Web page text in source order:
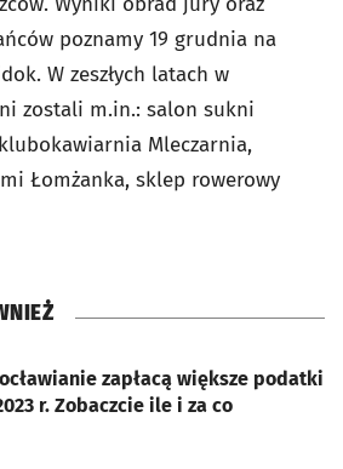
poznamy 19 grudnia na
W zeszłych latach w
zostali m.in.: salon sukni
Mleczarnia,
Łomżanka, sklep rowerowy
zapłacą większe podatki
r. Zobaczcie ile i za co